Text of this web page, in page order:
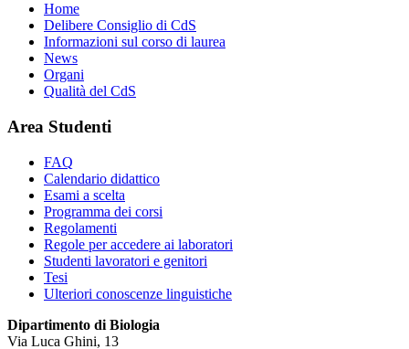
Home
Delibere Consiglio di CdS
Informazioni sul corso di laurea
News
Organi
Qualità del CdS
Area Studenti
FAQ
Calendario didattico
Esami a scelta
Programma dei corsi
Regolamenti
Regole per accedere ai laboratori
Studenti lavoratori e genitori
Tesi
Ulteriori conoscenze linguistiche
Dipartimento di Biologia
Via Luca Ghini, 13